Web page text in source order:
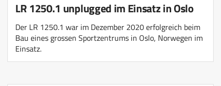
LR 1250.1 unplugged im Einsatz in Oslo
Der LR 1250.1 war im Dezember 2020 erfolgreich beim
Bau eines grossen Sportzentrums in Oslo, Norwegen im
Einsatz.